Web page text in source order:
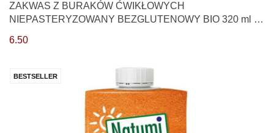
ZAKWAS Z BURAKÓW ĆWIKŁOWYCH
NIEPASTERYZOWANY BEZGLUTENOWY BIO 320 ml -
6.50
BESTSELLER